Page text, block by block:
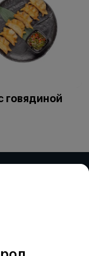
говядиной
ART